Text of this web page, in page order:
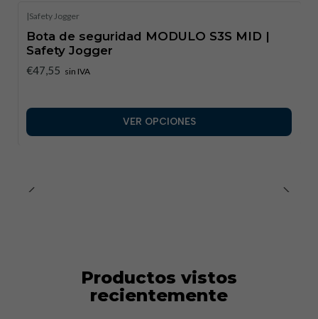
|Safety Jogger
Bota de seguridad MODULO S3S MID |
Safety Jogger
€47,55 sin IVA
VER OPCIONES
Productos vistos
recientemente